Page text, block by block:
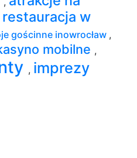
restauracja w
gościnne inowrocław ,
mobilne ,
, imprezy